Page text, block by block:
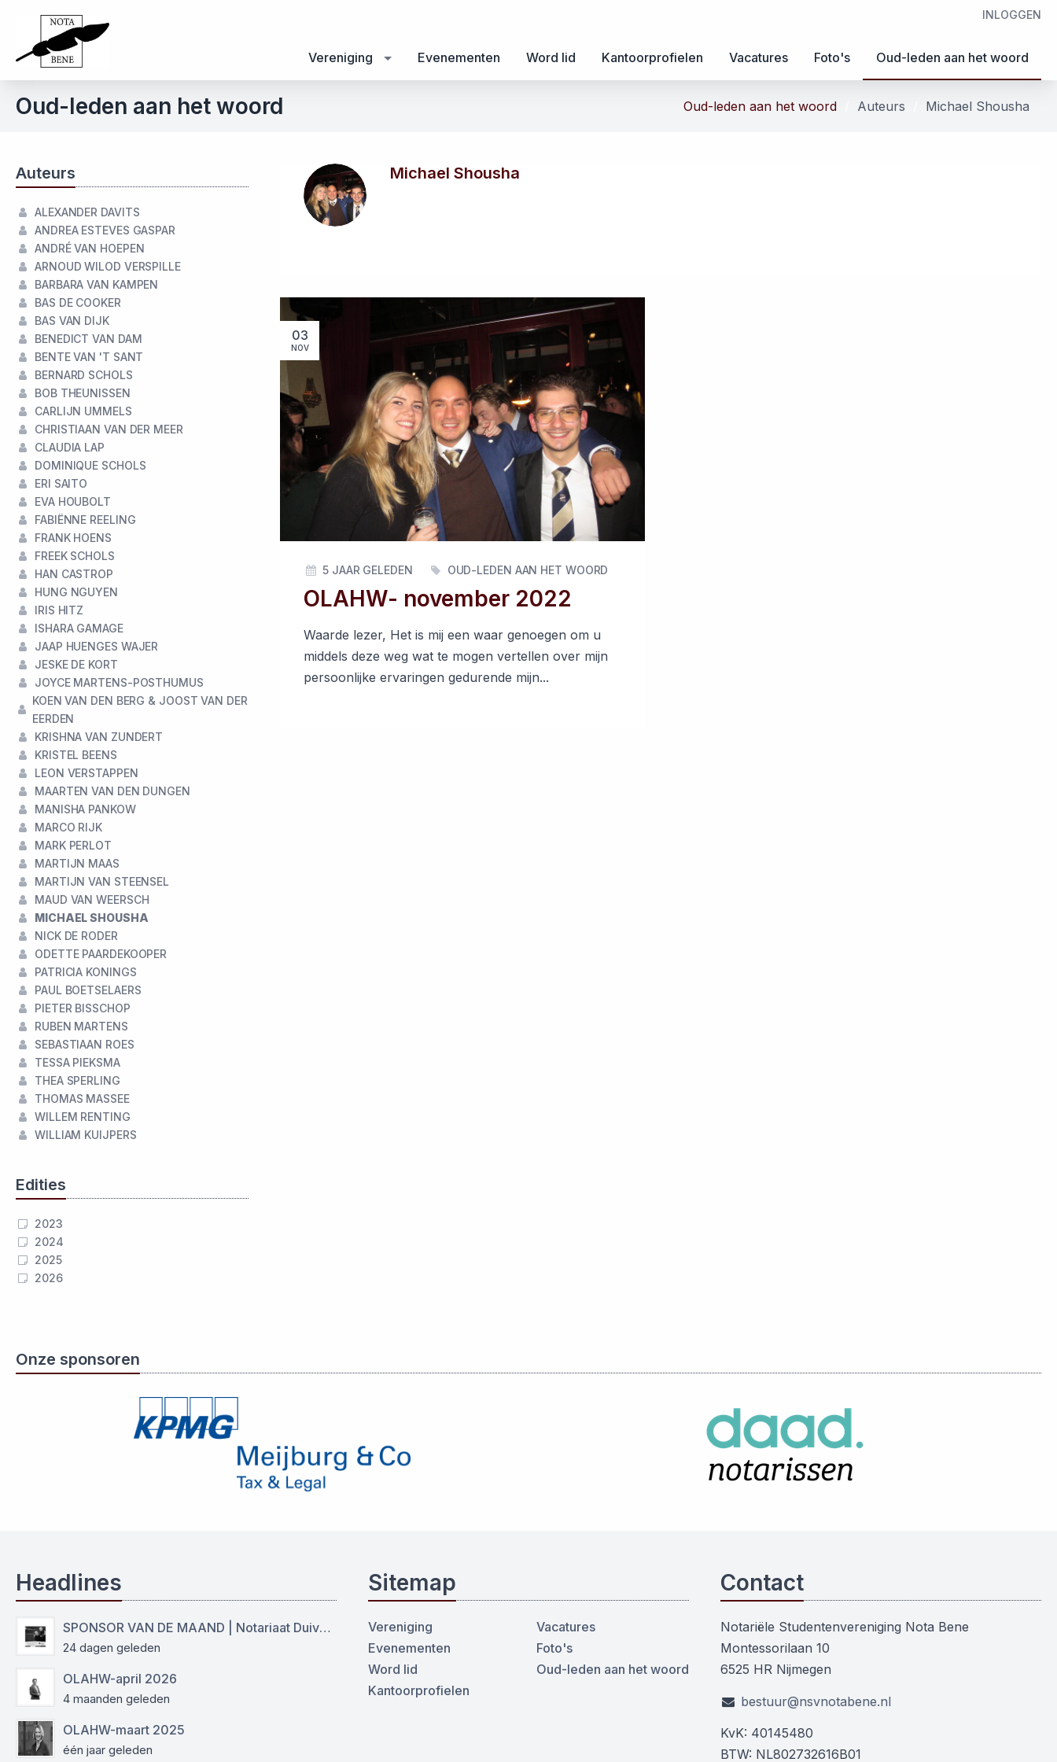
INLOGGEN
Vereniging Evenementen Word lid Kantoorprofielen Vacatures Foto's Oud-leden aan het woord
Oud-leden aan het woord Auteurs Michael Shousha
Oud-leden aan het woord
Auteurs
ALEXANDER DAVITS
ANDREA ESTEVES GASPAR
ANDRÉ VAN HOEPEN
ARNOUD WILOD VERSPILLE
BARBARA VAN KAMPEN
BAS DE COOKER
BAS VAN DIJK
BENEDICT VAN DAM
BENTE VAN 'T SANT
BERNARD SCHOLS
BOB THEUNISSEN
CARLIJN UMMELS
CHRISTIAAN VAN DER MEER
CLAUDIA LAP
DOMINIQUE SCHOLS
ERI SAITO
EVA HOUBOLT
FABIËNNE REELING
FRANK HOENS
FREEK SCHOLS
HAN CASTROP
HUNG NGUYEN
IRIS HITZ
ISHARA GAMAGE
JAAP HUENGES WAJER
JESKE DE KORT
JOYCE MARTENS-POSTHUMUS
KOEN VAN DEN BERG & JOOST VAN DER
EERDEN
KRISHNA VAN ZUNDERT
KRISTEL BEENS
LEON VERSTAPPEN
MAARTEN VAN DEN DUNGEN
MANISHA PANKOW
MARCO RIJK
MARK PERLOT
MARTIJN MAAS
MARTIJN VAN STEENSEL
MAUD VAN WEERSCH
MICHAEL SHOUSHA
NICK DE RODER
ODETTE PAARDEKOOPER
PATRICIA KONINGS
PAUL BOETSELAERS
PIETER BISSCHOP
RUBEN MARTENS
SEBASTIAAN ROES
TESSA PIEKSMA
THEA SPERLING
THOMAS MASSEE
WILLEM RENTING
WILLIAM KUIJPERS
Edities
2023
2024
2025
2026
Michael Shousha
03
NOV
OLAHW- november 2022
5 JAAR GELEDEN OUD-LEDEN AAN HET WOORD
Waarde lezer, Het is mij een waar genoegen om u
middels deze weg wat te mogen vertellen over mijn
persoonlijke ervaringen gedurende mijn...
Onze sponsoren
Headlines
SPONSOR VAN DE MAAND | Notariaat Duiven Westervoort
24 dagen geleden
OLAHW-april 2026
4 maanden geleden
OLAHW-maart 2025
één jaar geleden
Sitemap
Vereniging
Evenementen
Word lid
Kantoorprofielen
Vacatures
Foto's
Oud-leden aan het woord
Contact
Notariële Studentenvereniging Nota Bene
Montessorilaan 10
6525 HR Nijmegen
bestuur@nsvnotabene.nl
KvK: 40145480
BTW: NL802732616B01